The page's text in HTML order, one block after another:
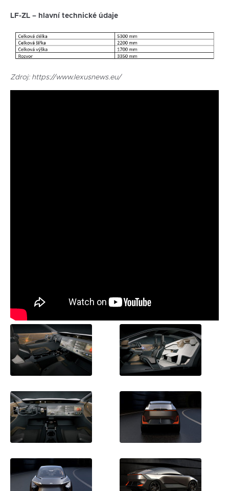
LF-ZL – hlavní technické údaje
Zdroj: https://www.lexusnews.eu/